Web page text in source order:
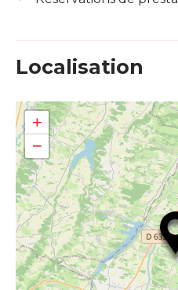
Localisation
+
−